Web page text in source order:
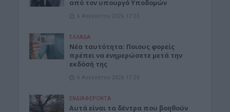
από τον υπουργό Υποδομών
6 Αυγούστου 2026 17:25
ΕΛΛΑΔΑ
Νέα ταυτότητα: Ποιους φορείς
πρέπει να ενημερώσετε μετά την
εκδόσή της
6 Αυγούστου 2026 17:20
ΕΝΔΙΑΦΕΡΟΝΤΑ
Αυτά είναι τα δέντρα που βοηθούν